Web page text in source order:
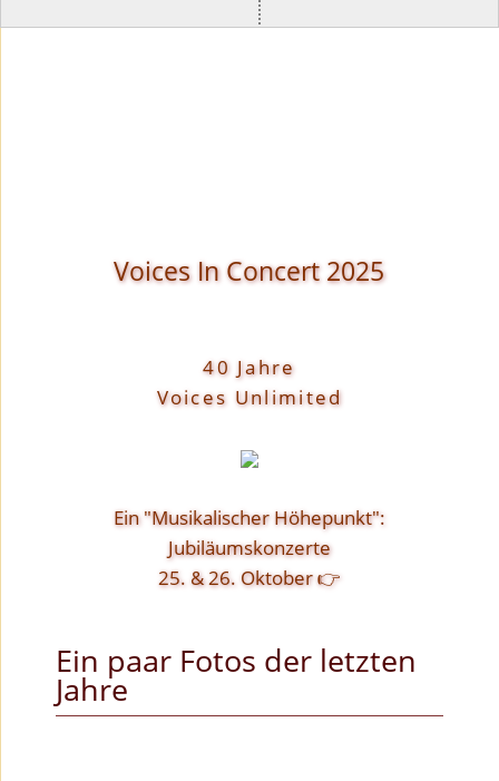
Voices In Concert 2025
40 Jahre
Voices Unlimited
Ein "Musikalischer Höhepunkt":
Jubiläumskonzerte
25. & 26. Oktober 👉
Ein paar Fotos der letzten
Jahre